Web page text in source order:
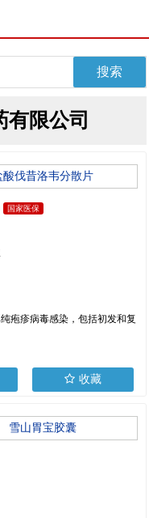
限公司
国家医保
疱疹病毒感染，包括初发和复
收藏